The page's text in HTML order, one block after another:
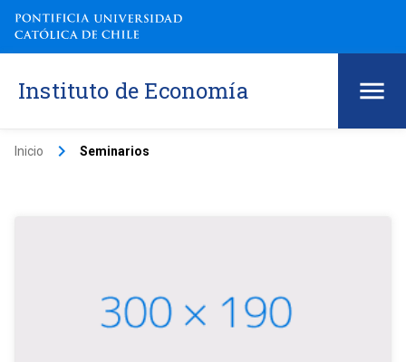
Instituto de Economía
Inicio keyboard_arrow_right Seminarios